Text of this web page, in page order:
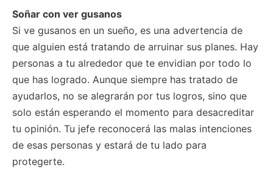
Soñar con ver gusanos
Si ve gusanos en un sueño, es una advertencia de
que alguien está tratando de arruinar sus planes. Hay
personas a tu alrededor que te envidian por todo lo
que has logrado. Aunque siempre has tratado de
ayudarlos, no se alegrarán por tus logros, sino que
solo están esperando el momento para desacreditar
tu opinión. Tu jefe reconocerá las malas intenciones
de esas personas y estará de tu lado para
protegerte.